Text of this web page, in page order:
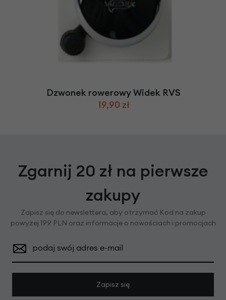
Dzwonek rowerowy Widek RVS
19,90 zł
Zgarnij 20 zł na pierwsze
zakupy
Zapisz się do newslettera, aby otrzymać Kod na zakup
powyżej 199 PLN oraz informacje o nowościach i promocjach
podaj swój adres e-mail
Zapisz się